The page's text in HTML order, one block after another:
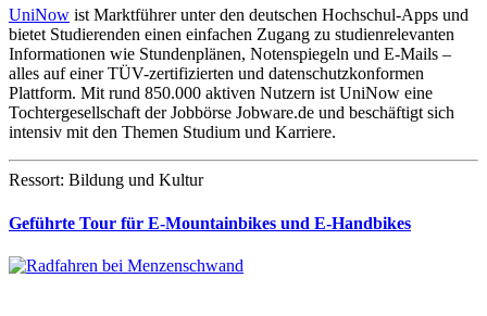
UniNow ist Marktführer unter den deutschen Hochschul-Apps und
bietet Studierenden einen einfachen Zugang zu studienrelevanten
Informationen wie Stundenplänen, Notenspiegeln und E-Mails –
alles auf einer TÜV-zertifizierten und datenschutzkonformen
Plattform. Mit rund 850.000 aktiven Nutzern ist UniNow eine
Tochtergesellschaft der Jobbörse Jobware.de und beschäftigt sich
intensiv mit den Themen Studium und Karriere.
Ressort: Bildung und Kultur
Geführte Tour für E-Mountainbikes und E-Handbikes